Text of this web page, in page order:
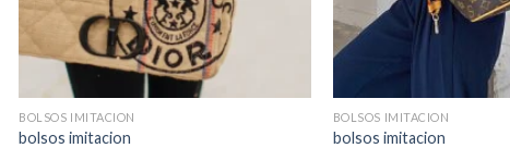
BOLSOS IMITACION
bolsos imitacion
BOLSOS IMITACION
bolsos imitacion